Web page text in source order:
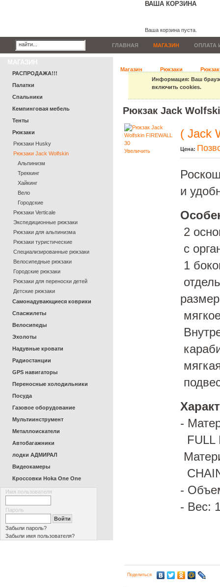
ВАША КОРЗИНА
Ваша корзина пуста.
ГЛАВНАЯ МАГАЗИН ОПЛАТА
Магазин Рюкзаки
Информация: Ваш
включить cookies.
Рюкзак Jack
Увеличить
( Jack
Цена:
и
2
с
1
-
FULL
-
- Вес:
Поделиться
МАГАЗИН
РАСПРОДАЖА!!!
Палатки
Спальники
Кемпинговая мебель
Тенты
Рюкзаки
Рюкзаки Husky
Рюкзаки Jack Wolfskin
Альпинизм
Треккинг
Хайкинг
Вело
Городские
Рюкзаки Verticale
Экспедиционные рюкзаки
Рюкзаки для альпинизма
Рюкзаки туристические
Специализированные рюкзаки
Велосипедные рюкзаки
Городские рюкзаки
Рюкзаки для переноски детей
Детские рюкзаки
Самонадувающиеся коврики
Спасжилеты
Велосипеды
Эхолоты
Надувные кровати
Радиостанции
GPS навигаторы
Переносные холодильники
Посуда
Газовое оборудование
Мультиинструмент
Металлоискатели
Автобагажники
лодки АДМИРАЛ
Видеокамеры
Кроссовки Hoka One One
Имя пользователя
Пароль
Забыли пароль?
Забыли имя пользователя?